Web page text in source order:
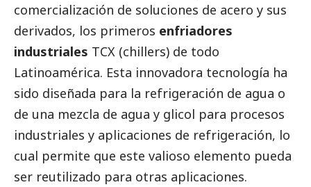
comercialización de soluciones de acero y sus
derivados, los primeros enfriadores
industriales TCX (chillers) de todo
Latinoamérica. Esta innovadora tecnología ha
sido diseñada para la refrigeración de agua o
de una mezcla de agua y glicol para procesos
industriales y aplicaciones de refrigeración, lo
cual permite que este valioso elemento pueda
ser reutilizado para otras aplicaciones.